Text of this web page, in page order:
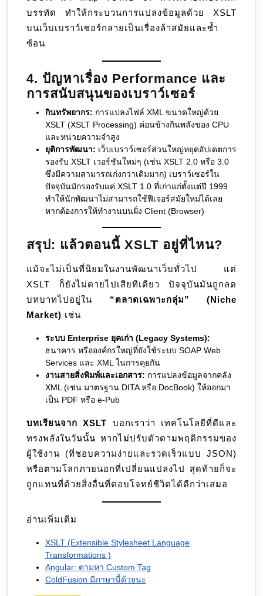
บรรทัด ทำให้กระบวนการแปลงข้อมูลด้วย XSLT
บนเว็บเบราว์เซอร์กลายเป็นเรื่องล้าสมัยและซ้ำ
ซ้อน
4. ปัญหาเรื่อง Performance และ
การสนับสนุนของเบราว์เซอร์
กินทรัพยากร: การแปลงไฟล์ XML ขนาดใหญ่ด้วย
XSLT (XSLT Processing) ค่อนข้างกินพลังของ CPU
และหน่วยความจำสูง
ยุติการพัฒนา: เว็บเบราว์เซอร์ส่วนใหญ่หยุดอัปเดตการ
รองรับ XSLT เวอร์ชันใหม่ๆ (เช่น XSLT 2.0 หรือ 3.0
ซึ่งมีความสามารถเก่งกว่าเดิมมาก) เบราว์เซอร์ใน
ปัจจุบันมักรองรับแค่ XSLT 1.0 ที่เก่าแก่ตั้งแต่ปี 1999
ทำให้นักพัฒนาไม่สามารถใช้ฟีเจอร์สมัยใหม่ได้เลย
หากต้องการให้ทำงานบนฝั่ง Client (Browser)
สรุป: แล้วตอนนี้ XSLT อยู่ที่ไหน?
แม้จะไม่เป็นที่นิยมในงานพัฒนาเว็บทั่วไป แต่
XSLT ก็ยังไม่ตายไปเสียทีเดียว ปัจจุบันมันถูกลด
บทบาทไปอยู่ใน “ตลาดเฉพาะกลุ่ม” (Niche
Market) เช่น
ระบบ Enterprise ยุคเก่า (Legacy Systems):
ธนาคาร หรือองค์กรใหญ่ที่ยังใช้ระบบ SOAP Web
Services และ XML ในการคุยกัน
งานสายสิ่งพิมพ์และเอกสาร: การแปลงข้อมูลจากคลัง
XML (เช่น มาตรฐาน DITA หรือ DocBook) ให้ออกมา
เป็น PDF หรือ e-Pub
บทเรียนจาก XSLT บอกเราว่า เทคโนโลยีที่ดีและ
ทรงพลังในวันนั้น หากไม่ปรับตัวตามพฤติกรรมของ
ผู้ใช้งาน (ที่ชอบความง่ายและรวดเร็วแบบ JSON)
หรือตามโลกภายนอกที่เปลี่ยนแปลงไป สุดท้ายก็จะ
ถูกแทนที่ด้วยสิ่งอื่นที่ตอบโจทย์ชีวิตได้ดีกว่าเสมอ
อ่านเพิ่มเติม
XSLT (Extensible Stylesheet Language
Transformations )
Angular: ตามหา Custom Tag
ColdFusion มีภาษานี้ด้วยนะ